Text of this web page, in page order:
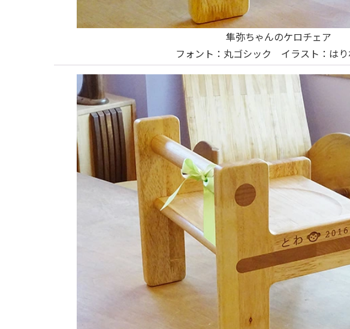
隼弥ちゃんのケロチェア
フォント：丸ゴシック イラスト：は